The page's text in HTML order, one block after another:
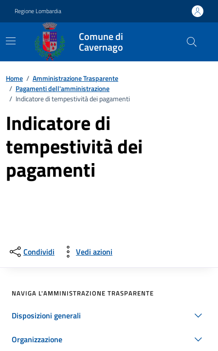
Regione Lombardia
Comune di
Cavernago
Home / Amministrazione Trasparente
/ Pagamenti dell'amministrazione
/ Indicatore di tempestività dei pagamenti
Indicatore di
tempestività dei
pagamenti
Condividi Vedi azioni
NAVIGA L'AMMINISTRAZIONE TRASPARENTE
Disposizioni generali
Organizzazione